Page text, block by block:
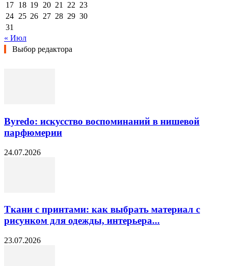
17 18 19 20 21 22 23
24 25 26 27 28 29 30
31
« Июл
Выбор редактора
Byredo: искусство воспоминаний в нишевой
парфюмерии
24.07.2026
Ткани с принтами: как выбрать материал с
рисунком для одежды, интерьера...
23.07.2026